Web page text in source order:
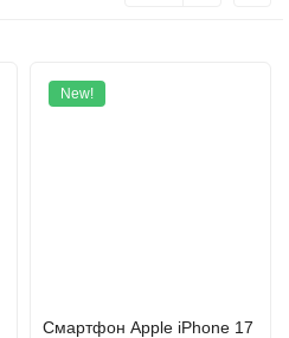
New!
Cмартфон Apple iPhone 17